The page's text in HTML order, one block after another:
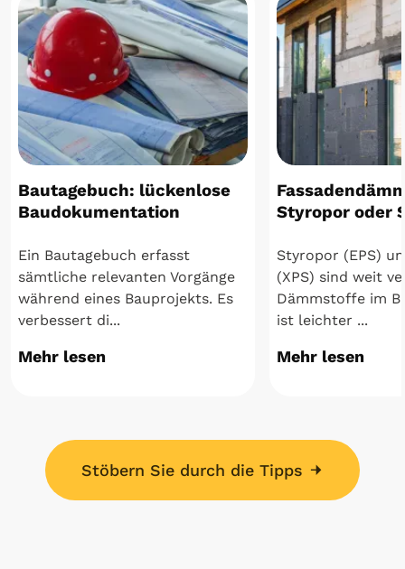
Bautagebuch: lückenlose
Baudokumentation
Ein Bautagebuch erfasst
sämtliche relevanten Vorgänge
während eines Bauprojekts. Es
verbessert di...
Mehr lesen
Styropor oder
Styropor (EPS)
(XPS) sind weit
Dämmstoffe im
ist leichter ...
Mehr lesen
Stöbern Sie durch die Tipps